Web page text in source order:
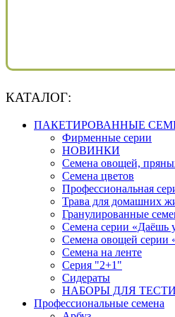
КАТАЛОГ:
ПАКЕТИРОВАННЫЕ
Фирменные серии
НОВИНКИ
Семена овощей,
Семена цветов
Профессиональная
Трава для домашних
Гранулированные
Семена серии «Даёшь
Семена овощей серии
Семена на ленте
Серия "2+1"
Сидераты
НАБОРЫ ДЛЯ
Профессиональные семена